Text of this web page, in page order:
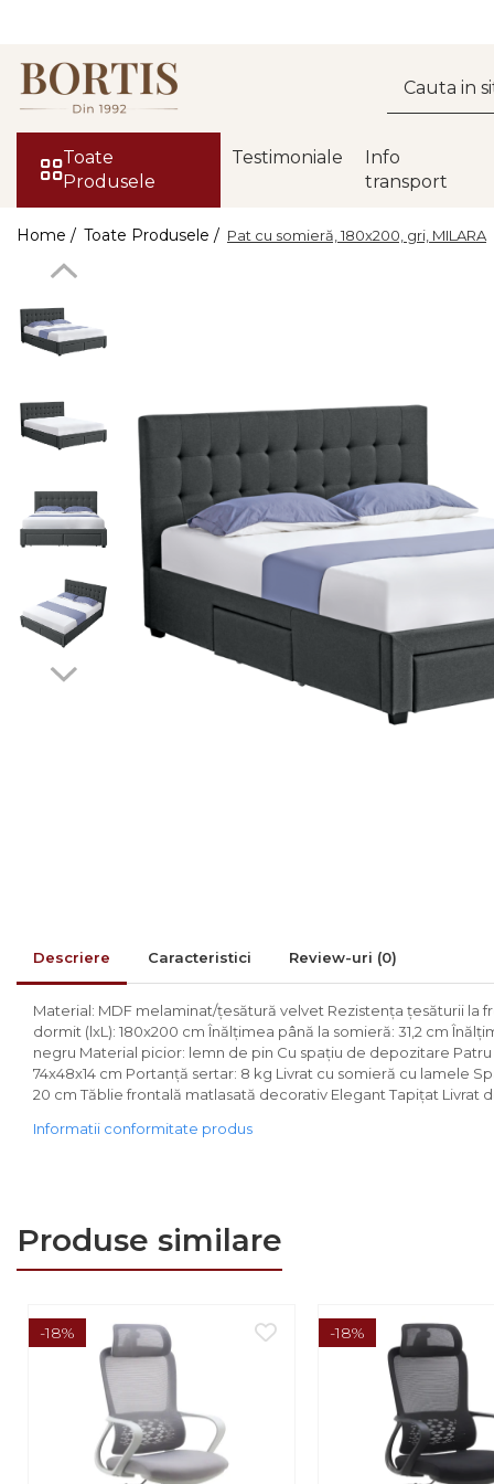
Toate Produsele
Fotolii balansoar/relaxante
Canapele
Comode
Comode stil clasic/rustic
Fotolii extensibile
Masute de cafea
Mese sufragerie/dining
Rafturi/ etajere carti
Scaune living/dining
Set mobilier Living
Seturi masa +scaune
dining
Tabureti
Dormitor
Comode lux-ultramoderne
Dulapuri haine si Sifoniere
Masute de toaleta
Noptiere dormitor
Paturi de 1 persoana
Paturi lemn & pal
Paturi tapitate
Seturi dormitoare
complete
Toate
Produsele
Testimoniale
Info
transport
Home / Toate Produsele / Pat cu somieră, 180x200, gri, MILARA
Descriere Caracteristici Review-uri (0)
Material: MDF melaminat/ţesătură velvet Rezistenţa ţesăturii la
dormit (lxL): 180x200 cm Înălţimea până la somieră: 31,2 cm
negru Material picior: lemn de pin Cu spaţiu de depozitare
74x48x14 cm Portanţă sertar: 8 kg Livrat cu somieră cu lamele
20 cm Tăblie frontală matlasată decorativ Elegant Tapiţat Livrat
Informatii conformitate produs
Produse similare
-18% -18%